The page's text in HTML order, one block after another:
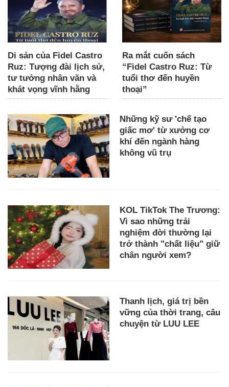
Di sản của Fidel Castro
Ruz: Tượng đài lịch sử,
tư tưởng nhân văn và
khát vọng vĩnh hằng
Ra mắt cuốn sách
“Fidel Castro Ruz: Từ
tuổi thơ đến huyền
thoại”
Những kỹ sư 'chế tạo
giấc mơ' từ xưởng cơ
khí đến ngành hàng
không vũ trụ
KOL TikTok The Trương:
Vì sao những trải
nghiệm đời thường lại
trở thành "chất liệu" giữ
chân người xem?
Thanh lịch, giá trị bền
vững của thời trang, câu
chuyện từ LUU LEE